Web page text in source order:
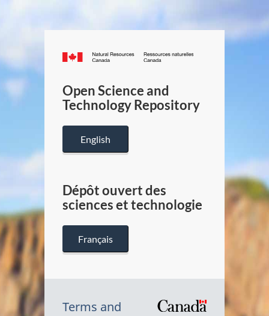
Canada.ca
/
Canada
Open Science and
Technology Repository
English
Dépôt ouvert des
sciences et technologie
Français
Terms and